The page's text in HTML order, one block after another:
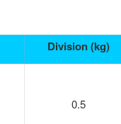
Division (kg)
0.5